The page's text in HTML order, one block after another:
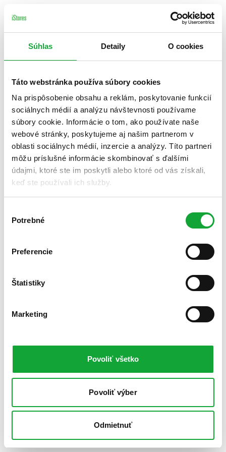
Súhlas Detaily O cookies
Táto webstránka používa súbory cookies
Na prispôsobenie obsahu a reklám, poskytovanie funkcií
sociálnych médií a analýzu návštevnosti používame
súbory cookie. Informácie o tom, ako používate naše
webové stránky, poskytujeme aj našim partnerom v
oblasti sociálnych médií, inzercie a analýzy. Títo partneri
môžu príslušné informácie skombinovať s ďalšími
údajmi, ktoré ste im poskytli alebo ktoré od vás získali,
keď ste používali ich služby.
súhlasu
Potrebné
Preferencie
Štatistiky
Marketing
Povoliť všetko
Povoliť výber
Odmietnuť